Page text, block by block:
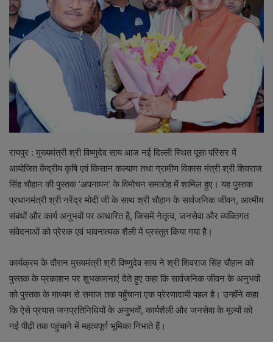
रायपुर : मुख्यमंत्री श्री विष्णुदेव साय आज नई दिल्ली स्थित पूसा परिसर में
आयोजित केंद्रीय कृषि एवं किसान कल्याण तथा ग्रामीण विकास मंत्री श्री शिवराज
सिंह चौहान की पुस्तक ‘अपनापन’ के विमोचन समारोह में शामिल हुए। यह पुस्तक
प्रधानमंत्री श्री नरेंद्र मोदी जी के साथ श्री चौहान के सार्वजनिक जीवन, आत्मीय
संबंधों और कार्य अनुभवों पर आधारित है, जिसमें नेतृत्व, जनसेवा और व्यक्तिगत
संवेदनाओं को प्रेरक एवं भावनात्मक शैली में प्रस्तुत किया गया है।
कार्यक्रम के दौरान मुख्यमंत्री श्री विष्णुदेव साय ने श्री शिवराज सिंह चौहान को
पुस्तक के प्रकाशन पर शुभकामनाएं देते हुए कहा कि सार्वजनिक जीवन के अनुभवों
को पुस्तक के माध्यम से समाज तक पहुँचाना एक प्रेरणादायी पहल है। उन्होंने कहा
कि ऐसे प्रयास जनप्रतिनिधियों के अनुभवों, कार्यशैली और जनसेवा के मूल्यों को
नई पीढ़ी तक पहुंचाने में महत्वपूर्ण भूमिका निभाते हैं।